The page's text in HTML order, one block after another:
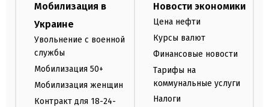
Мобилизация в
Украине
Увольнение с военной
службы
Мобилизация 50+
Мобилизация женщин
Контракт для 18-24-
Новости экономики
Цена нефти
Курсы валют
Финансовые новости
Тарифы на
коммунальные услуги
Налоги